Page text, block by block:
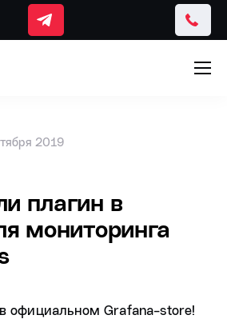
2019
плагин в
мониторинга
официальном Grafana-store!